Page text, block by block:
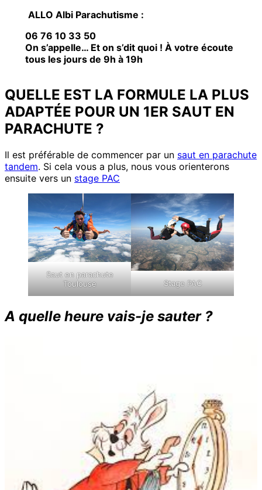
ALLO Albi Parachutisme :
06 76 10 33 50
On s’appelle… Et on s’dit quoi ! À votre écoute
tous les jours de 9h à 19h
QUELLE EST LA FORMULE LA PLUS
ADAPTÉE POUR UN 1ER SAUT EN
PARACHUTE ?
Il est préférable de commencer par un saut en parachute
tandem. Si cela vous a plus, nous vous orienterons
ensuite vers un stage PAC
Saut en parachute
Toulouse
Stage PAC
A quelle heure vais-je sauter ?